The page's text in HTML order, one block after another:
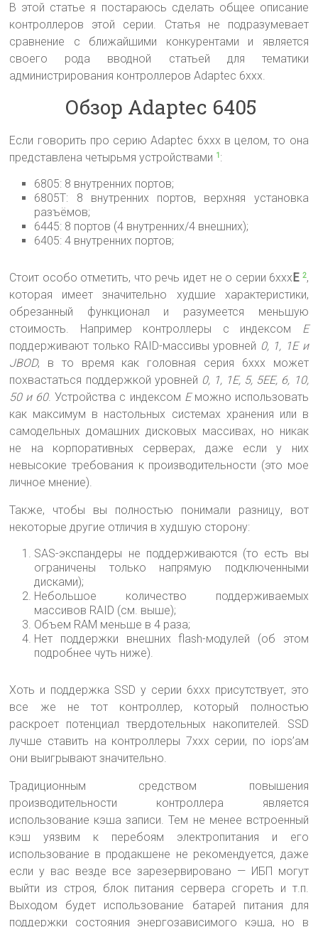
В этой статье я постараюсь сделать общее описание
контроллеров этой серии. Статья не подразумевает
сравнение с ближайшими конкурентами и является
своего рода вводной статьей для тематики
администрирования контроллеров Adaptec 6xxx.
Обзор Adaptec 6405
Если говорить про серию Adaptec 6xxx в целом, то она
представлена четырьмя устройствами 1 :
6805: 8 внутренних портов;
6805T: 8 внутренних портов, верхняя установка
разъёмов;
6445: 8 портов (4 внутренних/4 внешних);
6405: 4 внутренних портов;
Стоит особо отметить, что речь идет не о серии 6xxxE 2,
которая имеет значительно худшие характеристики,
обрезанный функционал и разумеется меньшую
стоимость. Например контроллеры с индексом E
поддерживают только RAID-массивы уровней 0, 1, 1E и
JBOD, в то время как головная серия 6xxx может
похвастаться поддержкой уровней 0, 1, 1E, 5, 5EE, 6, 10,
50 и 60. Устройства с индексом Eможно использовать
как максимум в настольных системах хранения или в
самодельных домашних дисковых массивах, но никак
не на корпоративных серверах, даже если у них
невысокие требования к производительности (это мое
личное мнение).
Также, чтобы вы полностью понимали разницу, вот
некоторые другие отличия в худшую сторону:
SAS-экспандеры не поддерживаются (то есть вы
ограничены только напрямую подключенными
дисками);
Небольшое количество поддерживаемых
массивов RAID (см. выше);
Объем RAM меньше в 4 раза;
Нет поддержки внешних flash-модулей (об этом
подробнее чуть ниже).
Хоть и поддержка SSD у серии 6xxx присутствует, это
все же не тот контроллер, который полностью
раскроет потенциал твердотельных накопителей. SSD
лучше ставить на контроллеры 7xxx серии, по iops’ам
они выигрывают значительно.
Традиционным средством повышения
производительности контроллера является
использование кэша записи. Тем не менее встроенный
кэш уязвим к перебоям электропитания и его
использование в продакшене не рекомендуется, даже
если у вас везде все зарезервировано — ИБП могут
выйти из строя, блок питания сервера сгореть и т.п.
Выходом будет использование батарей питания для
поддержки состояния энергозависимого кэша, но в